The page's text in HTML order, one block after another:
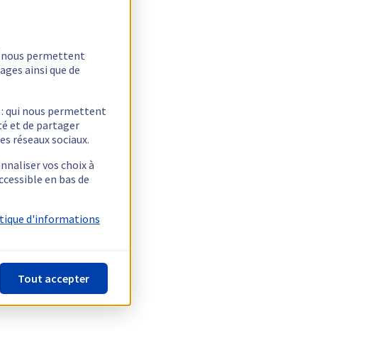
nous permettent
ainsi que de
qui nous permettent
et de partager
réseaux sociaux.
vos choix à
en bas de
d'informations
Tout accepter